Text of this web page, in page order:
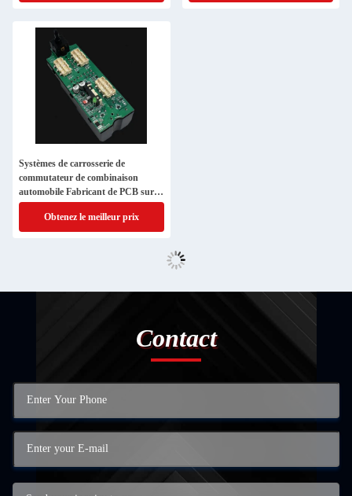
Systèmes de carrosserie de
commutateur de combinaison
automobile Fabricant de PCB sur
mesure
Obtenez le meilleur prix
Contact